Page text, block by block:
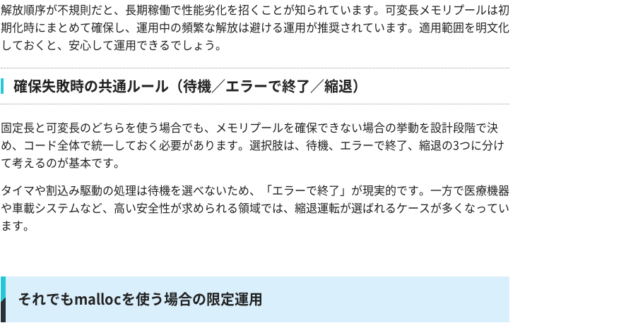
解放順序が不規則だと、長期稼働で性能劣化を招くことが知られています。可変長メモリプールは初
期化時にまとめて確保し、運用中の頻繁な解放は避ける運用が推奨されています。適用範囲を明文化
しておくと、安心して運用できるでしょう。
確保失敗時の共通ルール（待機／エラーで終了／縮退）
固定長と可変長のどちらを使う場合でも、メモリプールを確保できない場合の挙動を設計段階で決
め、コード全体で統一しておく必要があります。選択肢は、待機、エラーで終了、縮退の3つに分け
て考えるのが基本です。
タイマや割込み駆動の処理は待機を選べないため、「エラーで終了」が現実的です。一方で医療機器
や車載システムなど、高い安全性が求められる領域では、縮退運転が選ばれるケースが多くなってい
ます。
それでもmallocを使う場合の限定運用